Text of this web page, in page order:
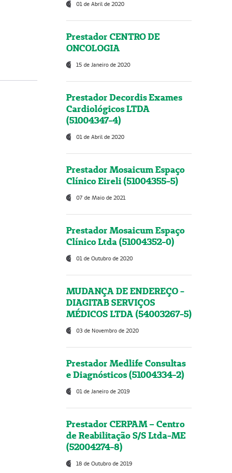
01 de Abril de 2020
Prestador CENTRO DE
ONCOLOGIA
15 de Janeiro de 2020
Prestador Decordis Exames
Cardiológicos LTDA
(51004347-4)
01 de Abril de 2020
Prestador Mosaicum Espaço
Clínico Eireli (51004355-5)
07 de Maio de 2021
Prestador Mosaicum Espaço
Clínico Ltda (51004352-0)
01 de Outubro de 2020
MUDANÇA DE ENDEREÇO -
DIAGITAB SERVIÇOS
MÉDICOS LTDA (54003267-5)
03 de Novembro de 2020
Prestador Medlife Consultas
e Diagnósticos (51004334-2)
01 de Janeiro de 2019
Prestador CERPAM – Centro
de Reabilitação S/S Ltda-ME
(52004274-8)
18 de Outubro de 2019